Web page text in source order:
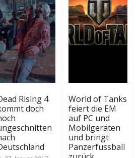
Rising 4
doch
World of Tanks
feiert die EM
auf PC und
Mobilgeräten
und bringt
Panzerfussball